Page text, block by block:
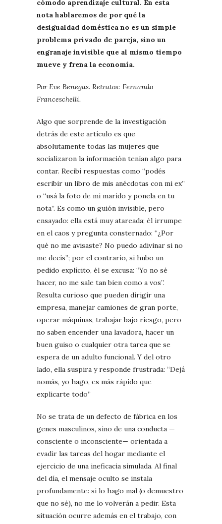
cómodo aprendizaje cultural. En esta
nota hablaremos de por qué la
desigualdad doméstica no es un simple
problema privado de pareja, sino un
engranaje invisible que al mismo tiempo
mueve y frena la economía.
Por Eve Benegas. Retratos: Fernando
Franceschelli.
Algo que sorprende de la investigación
detrás de este artículo es que
absolutamente todas las mujeres que
socializaron la información tenían algo para
contar. Recibí respuestas como “podés
escribir un libro de mis anécdotas con mi ex”
o “usá la foto de mi marido y ponela en tu
nota”. Es como un guión invisible, pero
ensayado: ella está muy atareada; él irrumpe
en el caos y pregunta consternado: “¿Por
qué no me avisaste? No puedo adivinar si no
me decís”; por el contrario, si hubo un
pedido explícito, él se excusa: “Yo no sé
hacer, no me sale tan bien como a vos”.
Resulta curioso que pueden dirigir una
empresa, manejar camiones de gran porte,
operar máquinas, trabajar bajo riesgo, pero
no saben encender una lavadora, hacer un
buen guiso o cualquier otra tarea que se
espera de un adulto funcional. Y del otro
lado, ella suspira y responde frustrada: “Dejá
nomás, yo hago, es más rápido que
explicarte todo”
No se trata de un defecto de fábrica en los
genes masculinos, sino de una conducta —
consciente o inconsciente— orientada a
evadir las tareas del hogar mediante el
ejercicio de una ineficacia simulada. Al final
del día, el mensaje oculto se instala
profundamente: si lo hago mal (o demuestro
que no sé), no me lo volverán a pedir. Esta
situación ocurre además en el trabajo, con